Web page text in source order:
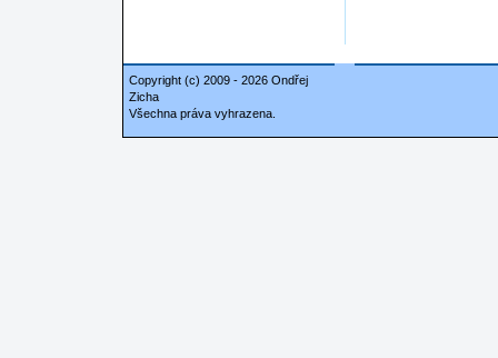
Copyright (c) 2009 - 2026 Ondřej
Zicha
Všechna práva vyhrazena.